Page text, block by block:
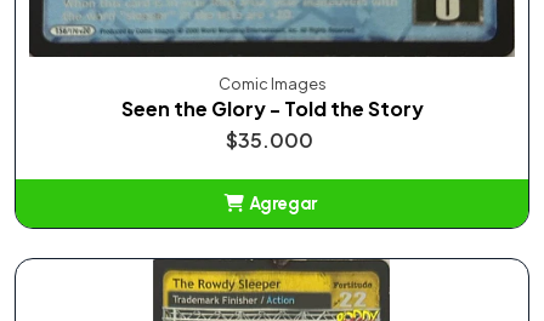
Comic Images
Seen the Glory - Told the Story
$35.000
Agregar